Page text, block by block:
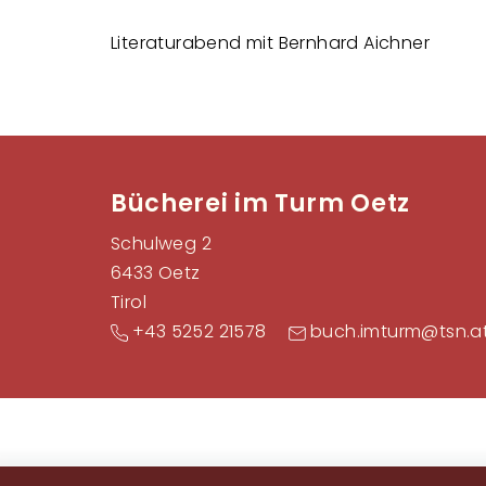
Literaturabend mit Bernhard Aichner
Bücherei im Turm Oetz
Schulweg 2
6433 Oetz
Tirol
+43 5252 21578